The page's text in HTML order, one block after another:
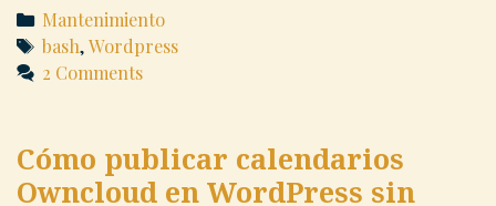
la
instalación
de
Categories
Mantenimiento
Tags
bash,Wordpress
2 Comments
Cómo publicar calendarios
Owncloud en WordPress sin